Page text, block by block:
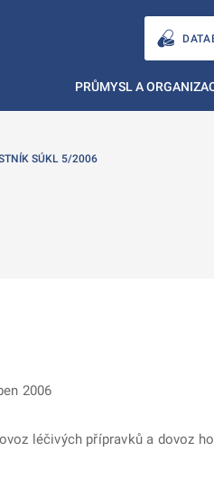
PRŮMYSL A
SÚKL 5/2006
2006
léčivých přípravků a dovoz